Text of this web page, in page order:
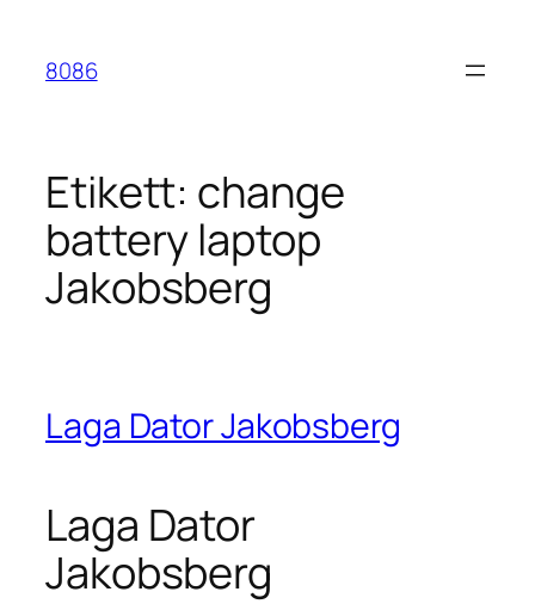
innehåll
8086
Etikett: change
battery laptop
Jakobsberg
Laga Dator Jakobsberg
Laga Dator
Jakobsberg